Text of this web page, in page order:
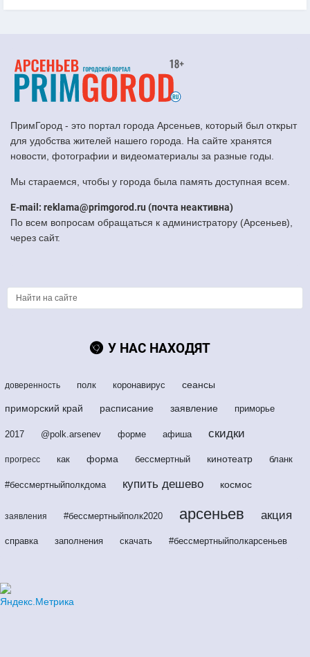
ПримГород - это портал города Арсеньев, который был открыт
для удобства жителей нашего города. На сайте хранятся
новости, фотографии и видеоматериалы за разные годы.
Мы стараемся, чтобы у города была память доступная всем.
E-mail: reklama@primgorod.ru (почта неактивна)
По всем вопросам обращаться к администратору (Арсеньев),
через сайт.
У НАС НАХОДЯТ
доверенность полк коронавирус сеансы
приморский край расписание заявление приморье
2017 @polk.arsenev форме афиша скидки
прогресс как форма бессмертный кинотеатр бланк
#бессмертныйполкдома купить дешево космос
заявления #бессмертныйполк2020 арсеньев акция
справка заполнения скачать #бессмертныйполкарсеньев